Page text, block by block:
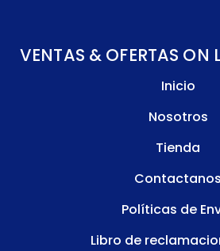
VENTAS & OFERTAS ON
Inicio
Nosotros
Tienda
Contactanos
Políticas de
Libro de